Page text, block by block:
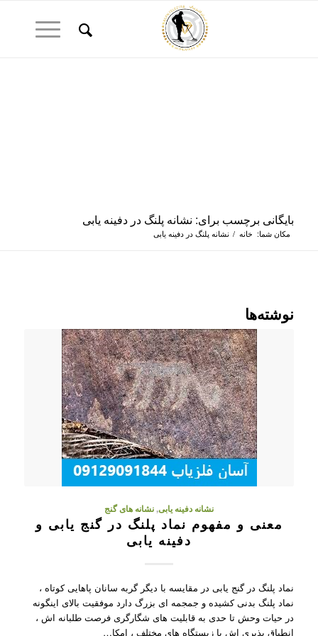
بایگانی برچسب برای: نشانه پلنگ در دفینه یابی
مکان شما: خانه / نشانه پلنگ در دفینه یابی
نوشته‌ها
نشانه دفینه یابی,نشانه های گنج
معنی و مفهوم نماد پلنگ در گنج یابی و
دفینه یابی
نماد پلنگ در گنج یابی در مقایسه با دیگر گربه سانان پاهایی کوتاه ،
نماد پلنگ بدنی کشیده و جمجمه ای بزرگ دارد موفقیت بالای اینگونه
در حیات وحش تا حدی به قابلیت های شگارگری فرصت طلبانه اش ،
انطباق پذیری اش با زیستگاه های مختلف ، امکا…